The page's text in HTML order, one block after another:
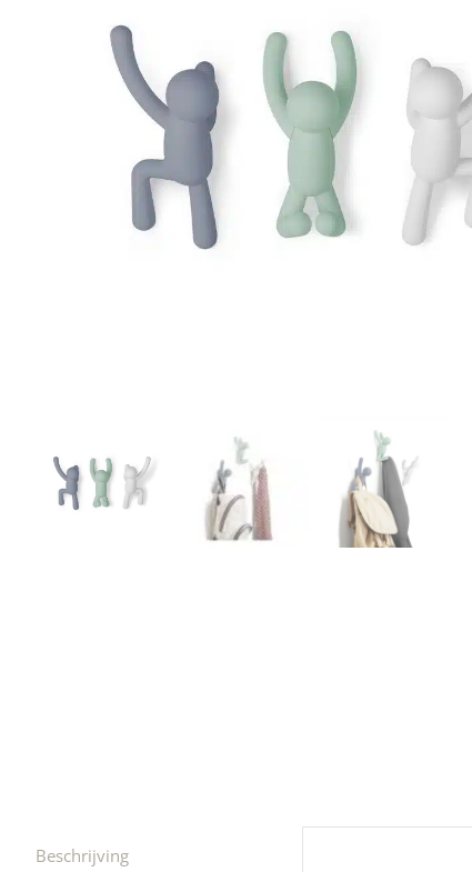
Beschrijving